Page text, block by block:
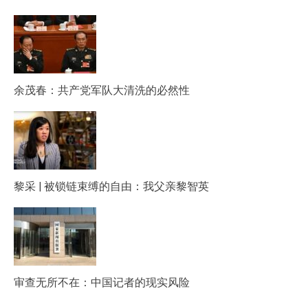
余茂春：共产党军队大清洗的必然性
黎采 | 被锁链束缚的自由：我父亲黎智英
审查无所不在：中国记者的现实风险